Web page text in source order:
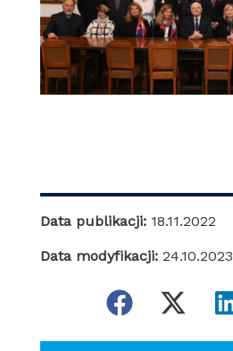
Data publikacji: 18.11.2022
Data modyfikacji: 24.10.2023